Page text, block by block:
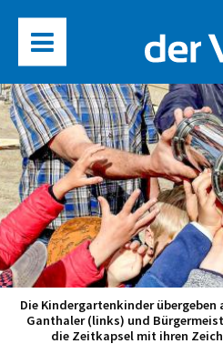
Die Kindergartenkinder übergeben
Ganthaler (links) und
die Zeitkapsel mit ihren